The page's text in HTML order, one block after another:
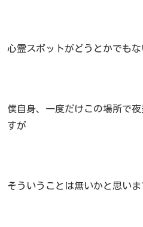
心霊スポットがどうとかでも
僕自身、一度だけこの場所で
すが
そういうことは無いかと思いま